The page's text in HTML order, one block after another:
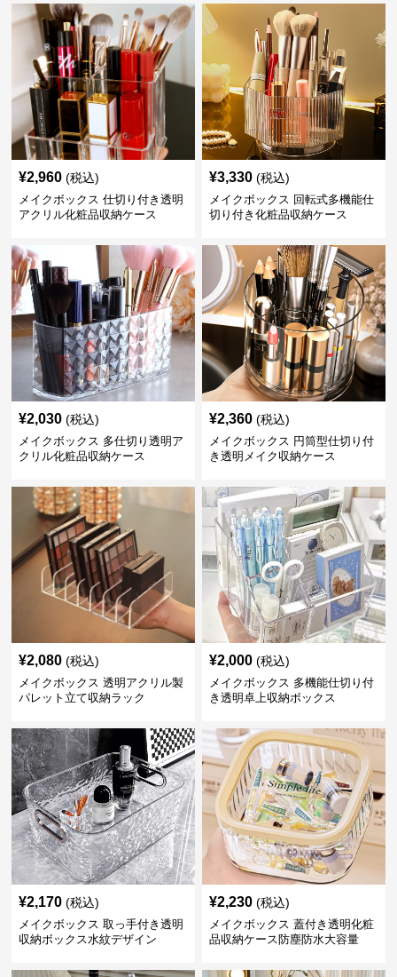
¥2,960 (税込)
メイクボックス 仕切り付き透明
アクリル化粧品収納ケース
¥3,330 (税込)
メイクボックス 回転式多機能仕
切り付き化粧品収納ケース
¥2,030 (税込)
メイクボックス 多仕切り透明ア
クリル化粧品収納ケース
¥2,360 (税込)
メイクボックス 円筒型仕切り付
き透明メイク収納ケース
¥2,080 (税込)
メイクボックス 透明アクリル製
パレット立て収納ラック
¥2,000 (税込)
メイクボックス 多機能仕切り付
き透明卓上収納ボックス
¥2,170 (税込)
メイクボックス 取っ手付き透明
収納ボックス水紋デザイン
¥2,230 (税込)
メイクボックス 蓋付き透明化粧
品収納ケース防塵防水大容量